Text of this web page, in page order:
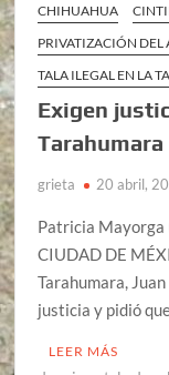
CHIHUAHUA
PRIVATIZACIÓN
TALA ILEGAL EN LA
Exigen
grieta 20 abril,
Patricia Mayorga
CIUDAD DE
Tarahumara,
justicia y pidió
LEER MÁS